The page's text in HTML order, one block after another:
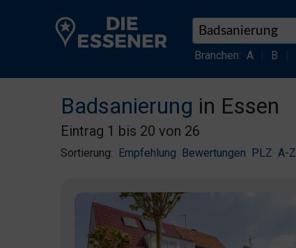
Branchen: A B
Badsanierung in Essen
Eintrag 1 bis 20 von 26
Sortierung: Empfehlung Bewertungen PLZ A-Z